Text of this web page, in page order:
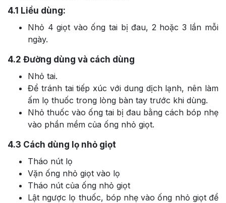
4.1 Liều dùng:
Nhỏ 4 giọt vào ống tai bị đau, 2 hoặc 3 lần mỗi
ngày.
4.2 Đường dùng và cách dùng
Nhỏ tai.
Để tránh tai tiếp xúc với dung dịch lạnh, nên làm
ấm lọ thuốc trong lòng bàn tay trước khi dùng.
Nhỏ thuốc vào ống tai bị đau bằng cách bóp nhẹ
vào phần mềm của ống nhỏ giọt.
4.3 Cách dùng lọ nhỏ giọt
Tháo nút lọ
Vặn ống nhỏ giọt vào lọ
Tháo nút của ống nhỏ giọt
Lật ngược lọ thuốc, bóp nhẹ vào ống nhỏ giọt để